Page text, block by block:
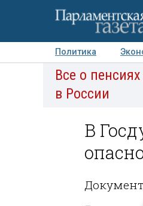
Политика
Авторы
Все о пенсиях
в России
В